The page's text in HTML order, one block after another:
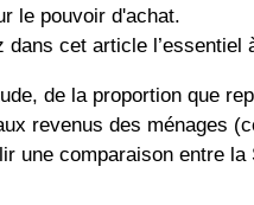
le pouvoir d'achat.
cet article
de la proportion que
revenus des ménages
une comparaison entre